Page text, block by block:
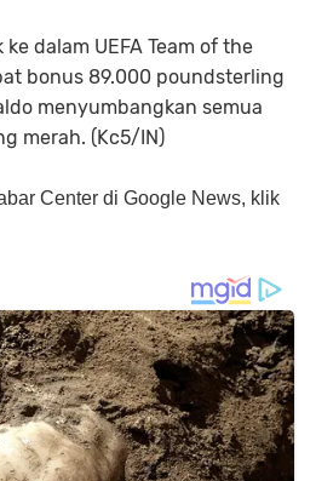
dalam UEFA Team of the
bonus 89.000 poundsterling
menyumbangkan semua
merah. (Kc5/IN)
Center di Google News, klik